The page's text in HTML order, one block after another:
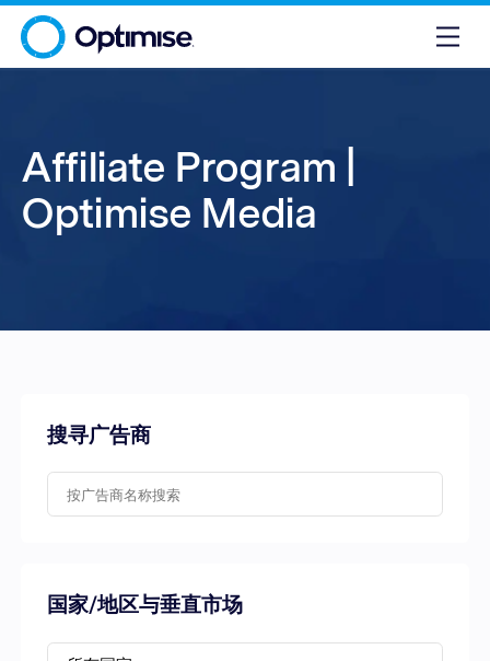
Affiliate Program |
Optimise Media
搜寻广告商
国家/地区与垂直市场